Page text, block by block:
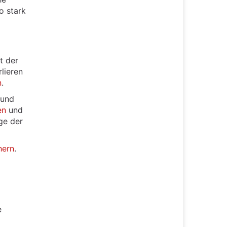
stark
der
.
und
der
.